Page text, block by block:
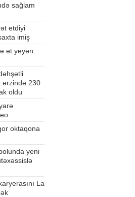
sağlam
etdiyi
imiş
ət yeyən
ərzində 230
oldu
oktaqona
yeni
La